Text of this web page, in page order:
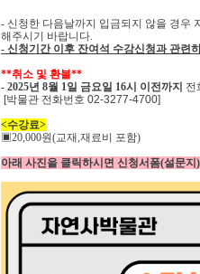
- 신청한 다음날까지 입금되지 않을 경우
해주시기 바랍니다.
- 신청기간 이후 잔여석 수강신청과 관련
**취소 및 환불**
- 2025년 8월 1일 금요일 16시 이전까지 전
[박물관 전화번호 02-3277-4700]
<수강료>
▣20,000원(교재,재료비 포함)
아래 사진을 클릭하시면 신청서폼(설문